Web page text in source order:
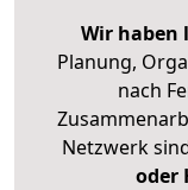
Wir haben
Planung,
nach
Netzwerk
oder